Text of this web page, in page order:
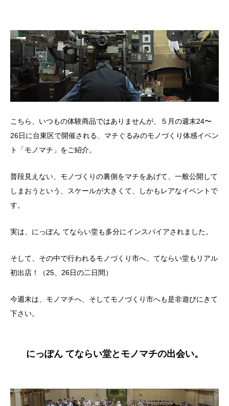
こちら、いつもの体験商品ではありませんが、５月の週末24〜
26日に台東区で開催される、マチぐるみのモノづくり体感イベン
ト「モノマチ」をご紹介。
普段見えない、モノづくりの裏側をマチをあげて、一般公開して
しまおうという、スケールが大きくて、しかもレアなイベントで
す。
実は、にっぽん てならい堂も多分にインスパイアされました。
そして、その中で行われるモノづくり市へ、てならい堂もリアル
初出店！（25、26日の二日間）
今週末は、モノマチへ、そしてモノづくり市へも是非遊びにきて
下さい。
にっぽん てならい堂とモノマチの出会い。